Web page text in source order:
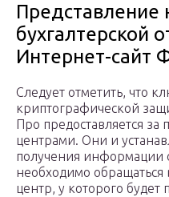
Представление
бухгалтерской
Интернет-сайт
Следует отметить, что
криптографической
Про предоставляется
центрами. Они и
получения информации
необходимо обращаться
центр, у которого будет